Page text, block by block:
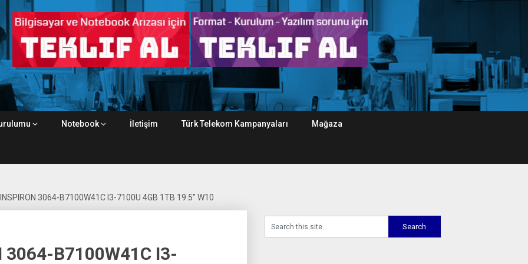
Notebook İletişim Türk Telekom Kampanyaları Mağaza
INSPIRON 3064-B7100W41C I3-7100U 4GB 1TB 19.5″ W10
3064-B7100W41C I3-